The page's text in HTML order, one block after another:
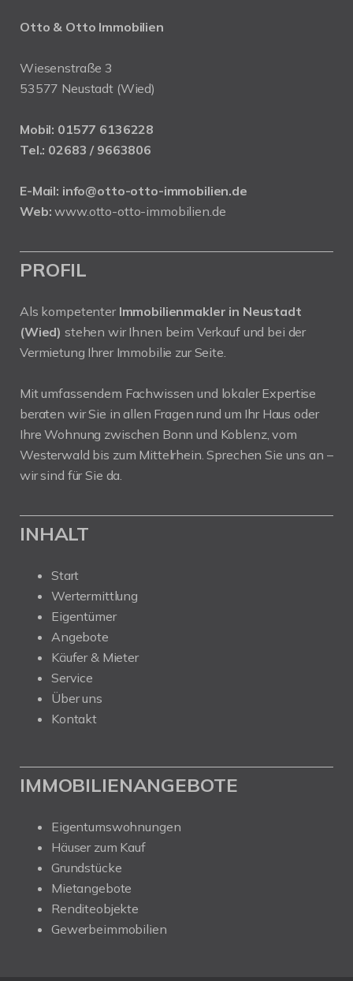
Otto & Otto Immobilien
Wiesenstraße 3
53577 Neustadt (Wied)
Mobil: 01577 6136228
Tel.: 02683 / 9663806
E-Mail: info@otto-otto-immobilien.de
Web: www.otto-otto-immobilien.de
PROFIL
Als kompetenter Immobilienmakler in Neustadt
(Wied) stehen wir Ihnen beim Verkauf und bei der
Vermietung Ihrer Immobilie zur Seite.
Mit umfassendem Fachwissen und lokaler Expertise
beraten wir Sie in allen Fragen rund um Ihr Haus oder
Ihre Wohnung zwischen Bonn und Koblenz, vom
Westerwald bis zum Mittelrhein. Sprechen Sie uns an –
wir sind für Sie da.
INHALT
Start
Wertermittlung
Eigentümer
Angebote
Käufer & Mieter
Service
Über uns
Kontakt
IMMOBILIENANGEBOTE
Eigentumswohnungen
Häuser zum Kauf
Grundstücke
Mietangebote
Renditeobjekte
Gewerbeimmobilien